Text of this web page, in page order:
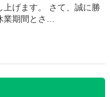
げます。 さて、誠に勝
業期間とさ…